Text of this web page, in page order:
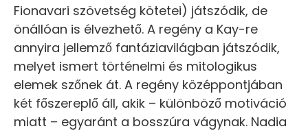
Fionavari szövetség kötetei) játszódik, de
önállóan is élvezhető. A regény a Kay-re
annyira jellemző fantáziavilágban játszódik,
melyet ismert történelmi és mitologikus
elemek szőnek át. A regény középpontjában
két főszereplő áll, akik – különböző motiváció
miatt – egyaránt a bosszúra vágynak. Nadia